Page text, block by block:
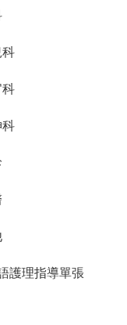
科
科
科
護理指導單張